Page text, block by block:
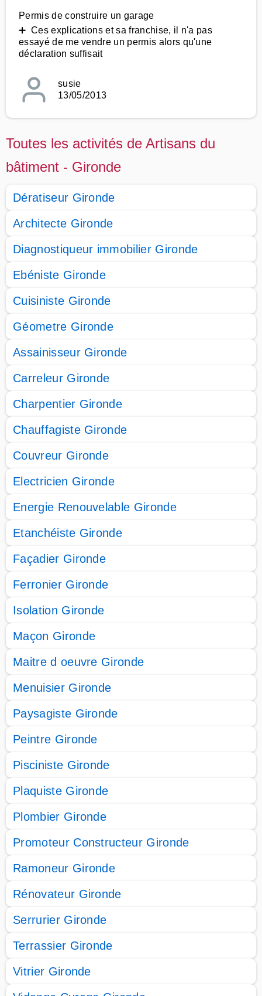
Permis de construire un garage
➕ Ces explications et sa franchise, il n'a pas
essayé de me vendre un permis alors qu'une
déclaration suffisait
susie
13/05/2013
Toutes les activités de Artisans du
bâtiment - Gironde
Dératiseur Gironde
Architecte Gironde
Diagnostiqueur immobilier Gironde
Ebéniste Gironde
Cuisiniste Gironde
Géometre Gironde
Assainisseur Gironde
Carreleur Gironde
Charpentier Gironde
Chauffagiste Gironde
Couvreur Gironde
Electricien Gironde
Energie Renouvelable Gironde
Etanchéiste Gironde
Façadier Gironde
Ferronier Gironde
Isolation Gironde
Maçon Gironde
Maitre d oeuvre Gironde
Menuisier Gironde
Paysagiste Gironde
Peintre Gironde
Pisciniste Gironde
Plaquiste Gironde
Plombier Gironde
Promoteur Constructeur Gironde
Ramoneur Gironde
Rénovateur Gironde
Serrurier Gironde
Terrassier Gironde
Vitrier Gironde